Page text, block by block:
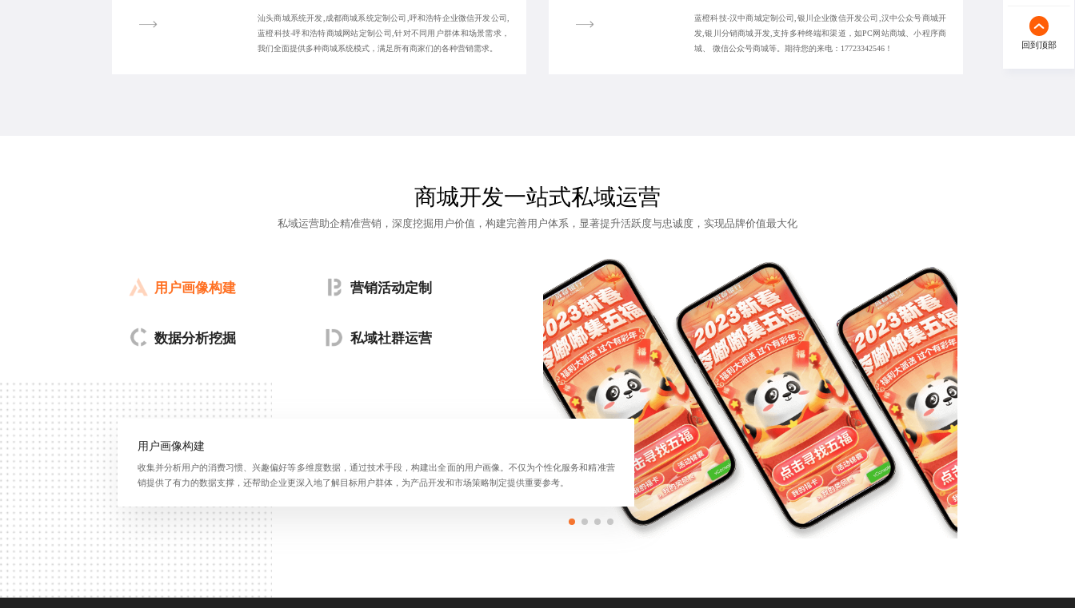
汕头商城系统开发,成都商城系统定制公司,呼和浩特企业微信开发公司,
蓝橙科技-呼和浩特商城网站定制公司,针对不同用户群体和场景需求，
我们全面提供多种商城系统模式，满足所有商家们的各种营销需求。
蓝橙科技-汉中商城定制公司,银川企业微信开发公司,汉中公众号商城开
发,银川分销商城开发,支持多种终端和渠道，如PC网站商城、小程序商
城、 微信公众号商城等。期待您的来电：17723342546！
商城开发一站式私域运营
私域运营助企精准营销，深度挖掘用户价值，构建完善用户体系，显著提升活跃度与忠诚度，实现品牌价值最大化
用户画像构建 营销活动定制
数据分析挖掘 私域社群运营
用户画像构建
收集并分析用户的消费习惯、兴趣偏好等多维度数据，通过技术手段，构建出全面的用户画像。不仅为个性化服务和精准营
销提供了有力的数据支撑，还帮助企业更深入地了解目标用户群体，为产品开发和市场策略制定提供重要参考。
回到顶部